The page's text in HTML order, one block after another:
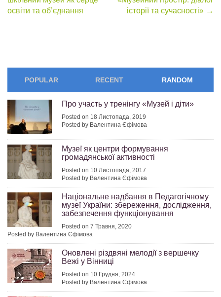
navigation
освіти та об’єднання
історії та сучасності» →
POPULAR RECENT RANDOM
Про участь у тренінгу «Музей і діти»
Posted on 18 Листопада, 2019
Posted by Валентина Єфімова
Музеї як центри формування
громадянської активності
Posted on 10 Листопада, 2017
Posted by Валентина Єфімова
Національне надбання в Педагогічному
музеї України: збереження, дослідження,
забезпечення функціонування
Posted on 7 Травня, 2020
Posted by Валентина Єфімова
Оновлені різдвяні мелодії з вершечку
Вежі у Вінниці
Posted on 10 Грудня, 2024
Posted by Валентина Єфімова